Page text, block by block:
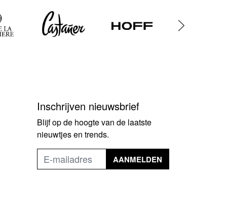
Inschrijven nieuwsbrief
Blijf op de hoogte van de laatste
nieuwtjes en trends.
AANMELDEN